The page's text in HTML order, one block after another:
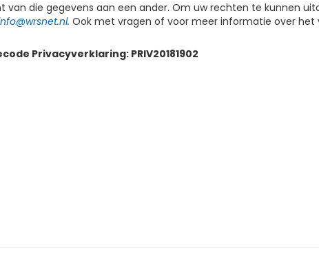
die gegevens aan een ander. Om uw rechten te kunnen
. Ook met vragen of voor meer informatie over het
Privacyverklaring: PRIV20181902